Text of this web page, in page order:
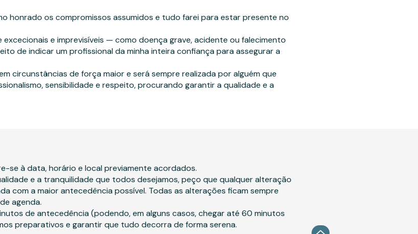
honrado os compromissos assumidos e tudo farei para estar presente no
e imprevisíveis — como doença grave, acidente ou falecimento
de indicar um profissional da minha inteira confiança para assegurar a
circunstâncias de força maior e será sempre realizada por alguém que
sensibilidade e respeito, procurando garantir a qualidade e a
se à data, horário e local previamente acordados.
e a tranquilidade que todos desejamos, peço que qualquer alteração
com a maior antecedência possível. Todas as alterações ficam sempre
agenda.
de antecedência (podendo, em alguns casos, chegar até 60 minutos
preparativos e garantir que tudo decorra de forma serena.